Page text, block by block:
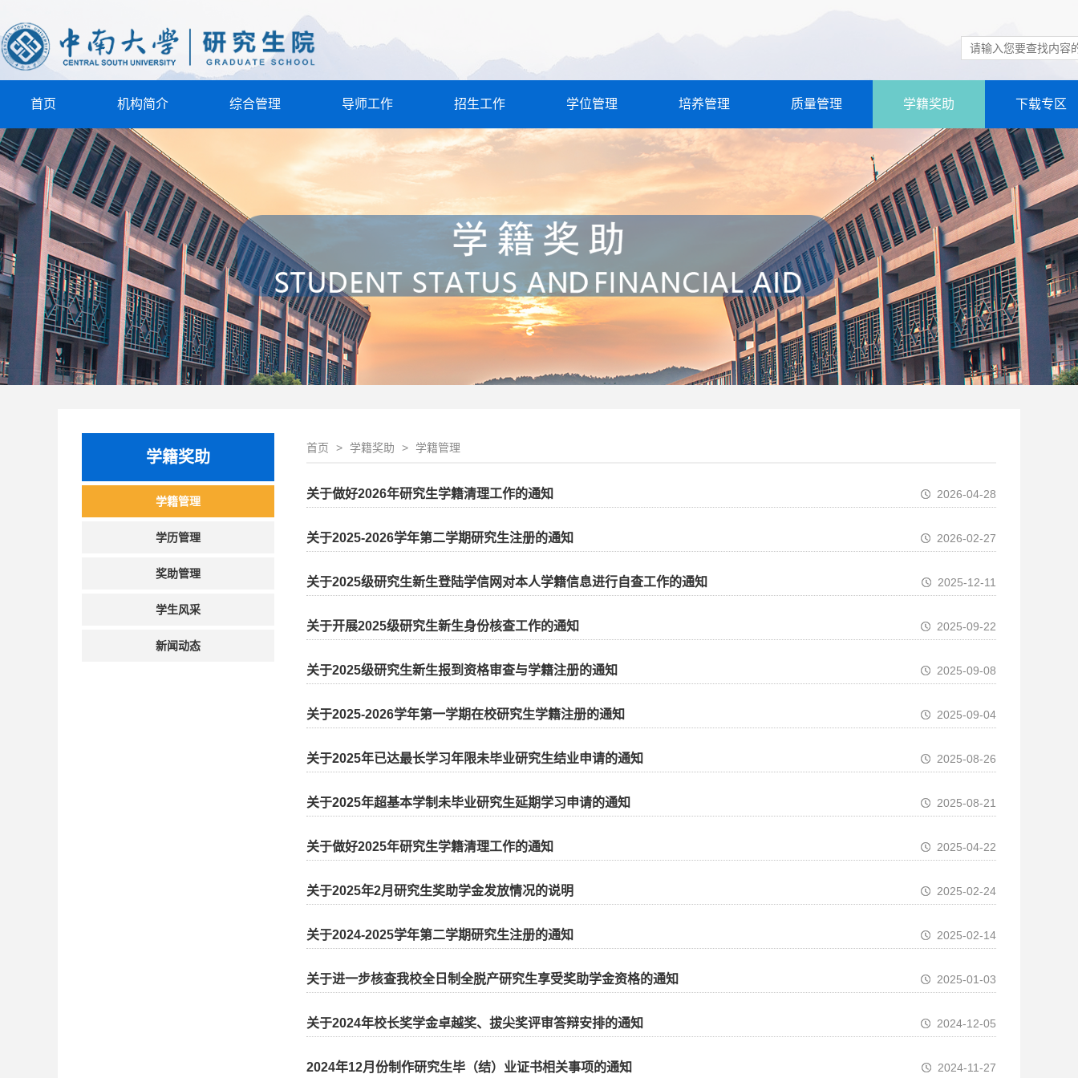
首页 机构简介 综合管理 导师工作 招生工作 学位管理 培养管理 质量管理 学籍奖助 下载专区
学籍奖助
学籍管理
学历管理
奖助管理
学生风采
新闻动态
首页 > 学籍奖助 > 学籍管理
关于做好2026年研究生学籍清理工作的通知 2026-04-28
关于2025-2026学年第二学期研究生注册的通知 2026-02-27
关于2025级研究生新生登陆学信网对本人学籍信息进行自查工作的通知 2025-12-11
关于开展2025级研究生新生身份核查工作的通知 2025-09-22
关于2025级研究生新生报到资格审查与学籍注册的通知 2025-09-08
关于2025-2026学年第一学期在校研究生学籍注册的通知 2025-09-04
关于2025年已达最长学习年限未毕业研究生结业申请的通知 2025-08-26
关于2025年超基本学制未毕业研究生延期学习申请的通知 2025-08-21
关于做好2025年研究生学籍清理工作的通知 2025-04-22
关于2025年2月研究生奖助学金发放情况的说明 2025-02-24
关于2024-2025学年第二学期研究生注册的通知 2025-02-14
关于进一步核查我校全日制全脱产研究生享受奖助学金资格的通知 2025-01-03
关于2024年校长奖学金卓越奖、拔尖奖评审答辩安排的通知 2024-12-05
2024年12月份制作研究生毕（结）业证书相关事项的通知 2024-11-27